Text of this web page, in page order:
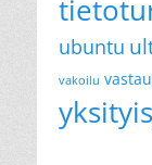
ubuntu
vakoilu